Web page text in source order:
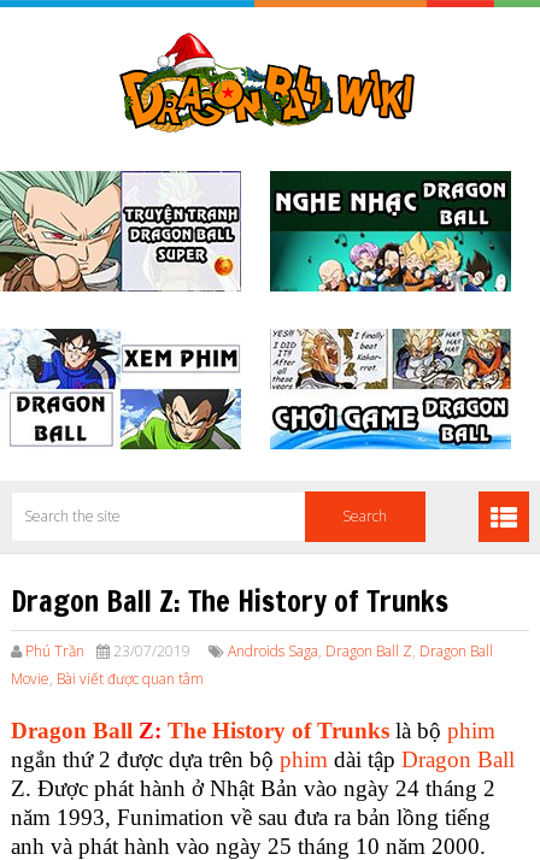
Dragon Ball Z: The History of Trunks
Phú Trần 23/07/2019 Androids Saga, Dragon Ball Z, Dragon Ball
Movie, Bài viết được quan tâm
Dragon Ball Z: The History of Trunkslà bộ phim
ngắn thứ 2 được dựa trên bộ phim dài tập Dragon Ball
Z. Được phát hành ở Nhật Bản vào ngày 24 tháng 2
năm 1993, Funimation về sau đưa ra bản lồng tiếng
anh và phát hành vào ngày 25 tháng 10 năm 2000.